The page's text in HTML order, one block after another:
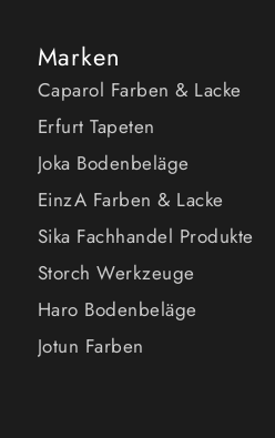
Marken
Caparol Farben & Lacke
Erfurt Tapeten
Joka Bodenbeläge
EinzA Farben & Lacke
Sika Fachhandel Produkte
Storch Werkzeuge
Haro Bodenbeläge
Jotun Farben